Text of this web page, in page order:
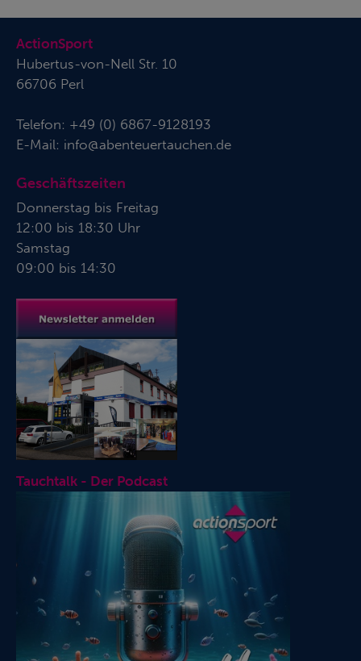
ActionSport
Hubertus-von-Nell Str. 10
66706 Perl
Telefon: +49 (0) 6867-9128193
E-Mail: info@abenteuertauchen.de
Geschäftszeiten
Donnerstag bis Freitag
12:00 bis 18:30 Uhr
Samstag
09:00 bis 14:30
Tauchtalk - Der Podcast